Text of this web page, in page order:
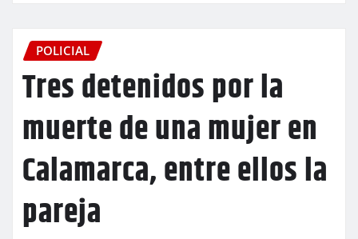
POLICIAL
Tres detenidos por la
muerte de una mujer en
Calamarca, entre ellos la
pareja